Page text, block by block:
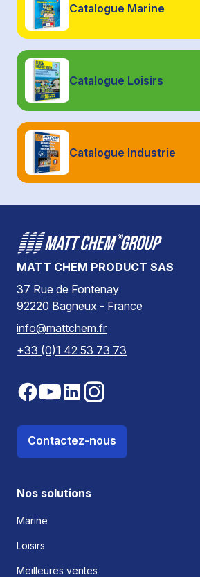
Catalogue Marine
Catalogue Loisirs
Catalogue Industrie
MATT CHEM PRODUCT SAS
37 Rue de Fontenay
92220 Bagneux - France
info@mattchem.fr
+33 (0)1 42 53 73 73
Contactez-nous
Nos solutions
Marine
Loisirs
Meilleures ventes